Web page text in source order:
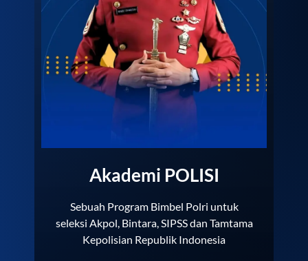
Akademi POLISI
Sebuah Program Bimbel Polri untuk
seleksi Akpol, Bintara, SIPSS dan Tamtama
Kepolisian Republik Indonesia